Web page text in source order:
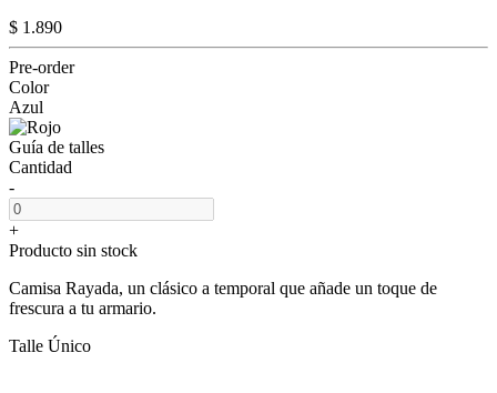
$ 1.890
Pre-order
Color
Azul
Guía de talles
Cantidad
-
+
Producto sin stock
Camisa Rayada, un clásico a temporal que añade un toque de
frescura a tu armario.
Talle Único